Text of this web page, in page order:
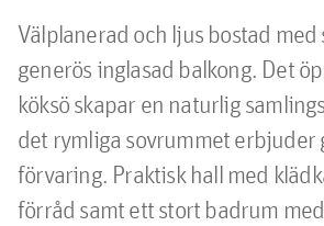
Välplanerad och ljus bostad med
generös inglasad balkong. Det
köksö skapar en naturlig
det rymliga sovrummet erbjuder
förvaring. Praktisk hall med
förråd samt ett stort badrum med